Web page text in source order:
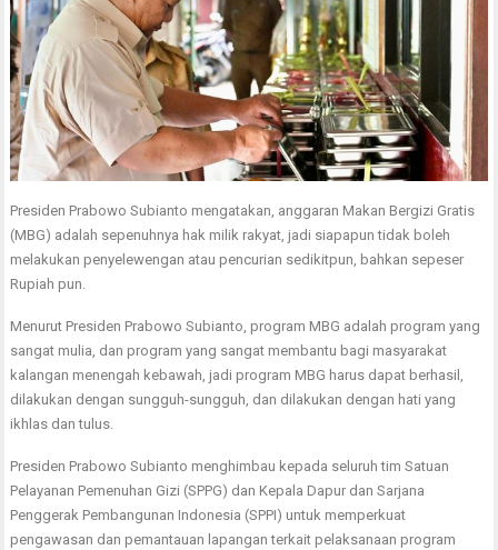
Presiden Prabowo Subianto mengatakan, anggaran Makan Bergizi Gratis
(MBG) adalah sepenuhnya hak milik rakyat, jadi siapapun tidak boleh
melakukan penyelewengan atau pencurian sedikitpun, bahkan sepeser
Rupiah pun.
Menurut Presiden Prabowo Subianto, program MBG adalah program yang
sangat mulia, dan program yang sangat membantu bagi masyarakat
kalangan menengah kebawah, jadi program MBG harus dapat berhasil,
dilakukan dengan sungguh-sungguh, dan dilakukan dengan hati yang
ikhlas dan tulus.
Presiden Prabowo Subianto menghimbau kepada seluruh tim Satuan
Pelayanan Pemenuhan Gizi (SPPG) dan Kepala Dapur dan Sarjana
Penggerak Pembangunan Indonesia (SPPI) untuk memperkuat
pengawasan dan pemantauan lapangan terkait pelaksanaan program